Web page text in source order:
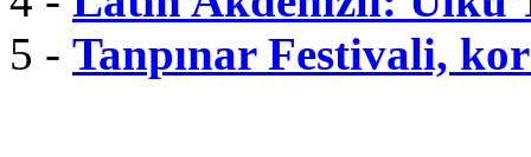
5 - Tanpınar Festivali,